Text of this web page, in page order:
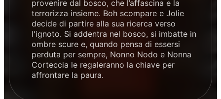
provenire dal bosco, che l’affascina e la
terrorizza insieme. Boh scompare e Jolie
decide di partire alla sua ricerca verso
l'ignoto. Si addentra nel bosco, si imbatte in
ombre scure e, quando pensa di essersi
perduta per sempre, Nonno Nodo e Nonna
Corteccia le regaleranno la chiave per
affrontare la paura.